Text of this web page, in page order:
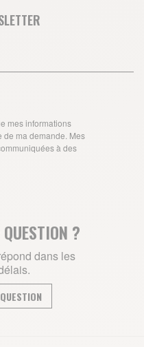
mes informations
de ma demande. Mes
à des
?
dans les